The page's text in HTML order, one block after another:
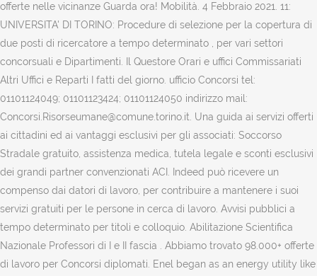
offerte nelle vicinanze Guarda ora! Mobilità. 4 Febbraio 2021. 11:
UNIVERSITA' DI TORINO: Procedure di selezione per la copertura di
due posti di ricercatore a tempo determinato , per vari settori
concorsuali e Dipartimenti. Il Questore Orari e uffici Commissariati
Altri Uffici e Reparti I fatti del giorno. ufficio Concorsi tel:
01101124049; 01101123424; 01101124050 indirizzo mail:
Concorsi.Risorseumane@comune.torino.it. Una guida ai servizi offerti
ai cittadini ed ai vantaggi esclusivi per gli associati: Soccorso
Stradale gratuito, assistenza medica, tutela legale e sconti esclusivi
dei grandi partner convenzionati ACI. Indeed può ricevere un
compenso dai datori di lavoro, per contribuire a mantenere i suoi
servizi gratuiti per le persone in cerca di lavoro. Avvisi pubblici a
tempo determinato per titoli e colloquio. Abilitazione Scientifica
Nazionale Professori di I e II fascia . Abbiamo trovato 98.000+ offerte
di lavoro per Concorsi diplomati. Enel began as an energy utility like